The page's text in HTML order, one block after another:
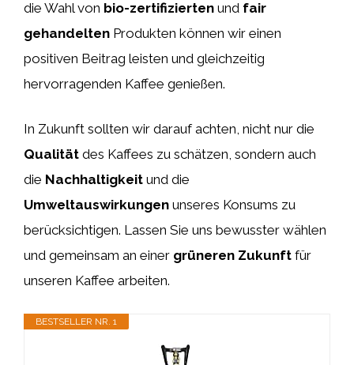
die Wahl von bio-zertifizierten und fair
gehandelten Produkten können wir einen
positiven Beitrag leisten und gleichzeitig
hervorragenden Kaffee genießen.
In Zukunft sollten wir darauf achten, nicht nur die
Qualität des Kaffees zu schätzen, sondern auch
die Nachhaltigkeit und die
Umweltauswirkungen unseres Konsums zu
berücksichtigen. Lassen Sie uns bewusster wählen
und gemeinsam an einer grüneren Zukunft für
unseren Kaffee arbeiten.
BESTSELLER NR. 1